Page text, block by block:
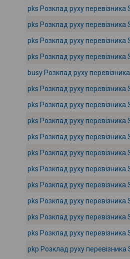
pks Розклад руху перевізника
pks Розклад руху перевізника
pks Розклад руху перевізника
pks Розклад руху перевізника
busy Розклад руху
pks Розклад руху перевізника
pks Розклад руху перевізника
pks Розклад руху перевізника
pks Розклад руху перевізника
pks Розклад руху перевізника
pks Розклад руху перевізника
pks Розклад руху перевізника
pks Розклад руху перевізника
pks Розклад руху перевізника
pks Розклад руху перевізника
pkp Розклад руху перевізника